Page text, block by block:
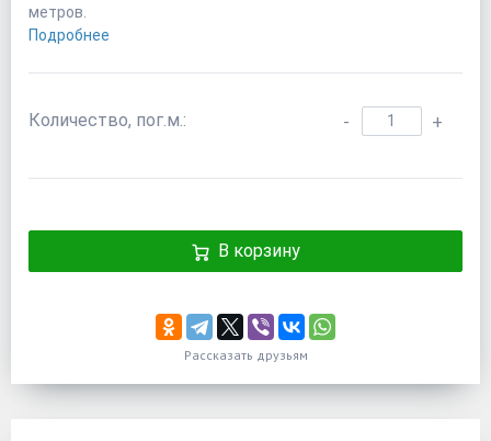
метров.
Подробнее
Количество, пог.м.: - +
В корзину
Рассказать друзьям